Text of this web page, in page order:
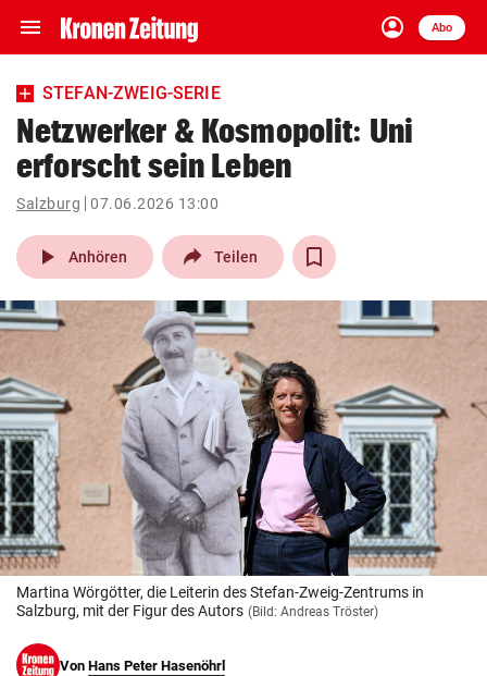
menu Navigation
ein-/ausklappen
account_circle
Anmelden
Abo
close Schließen
account_circle Anmelden
pin_drop
Wien arrow_right
bookmark
Suchbegriff
eingeben
© Krone Multimedia GmbH & Co KG 2026
Muthgasse 2, 1190 Wien
STEFAN-ZWEIG-SERIE
Netzwerker & Kosmopolit: Uni
erforscht sein Leben
Salzburg 07.06.2026 13:00
play_arrow Anhören Teilen
Martina Wörgötter, die Leiterin des Stefan-Zweig-Zentrums in
Salzburg, mit der Figur des Autors (Bild: Andreas Tröster)
Von Hans Peter Hasenöhrl